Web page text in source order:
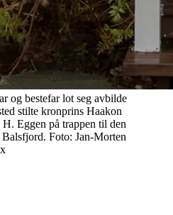
og bestefar lot seg avbilde
stilte kronprins Haakon
Eggen på trappen til den
Foto: Jan-Morten